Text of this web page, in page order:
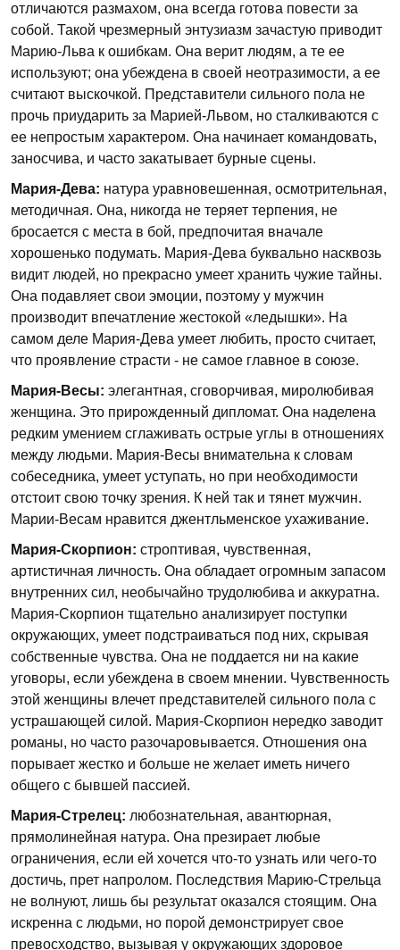
отличаются размахом, она всегда готова повести за
собой. Такой чрезмерный энтузиазм зачастую приводит
Марию-Льва к ошибкам. Она верит людям, а те ее
используют; она убеждена в своей неотразимости, а ее
считают выскочкой. Представители сильного пола не
прочь приударить за Марией-Львом, но сталкиваются с
ее непростым характером. Она начинает командовать,
заносчива, и часто закатывает бурные сцены.
Мария-Дева: натура уравновешенная, осмотрительная,
методичная. Она, никогда не теряет терпения, не
бросается с места в бой, предпочитая вначале
хорошенько подумать. Мария-Дева буквально насквозь
видит людей, но прекрасно умеет хранить чужие тайны.
Она подавляет свои эмоции, поэтому у мужчин
производит впечатление жестокой «ледышки». На
самом деле Мария-Дева умеет любить, просто считает,
что проявление страсти - не самое главное в союзе.
Мария-Весы: элегантная, сговорчивая, миролюбивая
женщина. Это прирожденный дипломат. Она наделена
редким умением сглаживать острые углы в отношениях
между людьми. Мария-Весы внимательна к словам
собеседника, умеет уступать, но при необходимости
отстоит свою точку зрения. К ней так и тянет мужчин.
Марии-Весам нравится джентльменское ухаживание.
Мария-Скорпион: строптивая, чувственная,
артистичная личность. Она обладает огромным запасом
внутренних сил, необычайно трудолюбива и аккуратна.
Мария-Скорпион тщательно анализирует поступки
окружающих, умеет подстраиваться под них, скрывая
собственные чувства. Она не поддается ни на какие
уговоры, если убеждена в своем мнении. Чувственность
этой женщины влечет представителей сильного пола с
устрашающей силой. Мария-Скорпион нередко заводит
романы, но часто разочаровывается. Отношения она
порывает жестко и больше не желает иметь ничего
общего с бывшей пассией.
Мария-Стрелец: любознательная, авантюрная,
прямолинейная натура. Она презирает любые
ограничения, если ей хочется что-то узнать или чего-то
достичь, прет напролом. Последствия Марию-Стрельца
не волнуют, лишь бы результат оказался стоящим. Она
искренна с людьми, но порой демонстрирует свое
превосходство, вызывая у окружающих здоровое